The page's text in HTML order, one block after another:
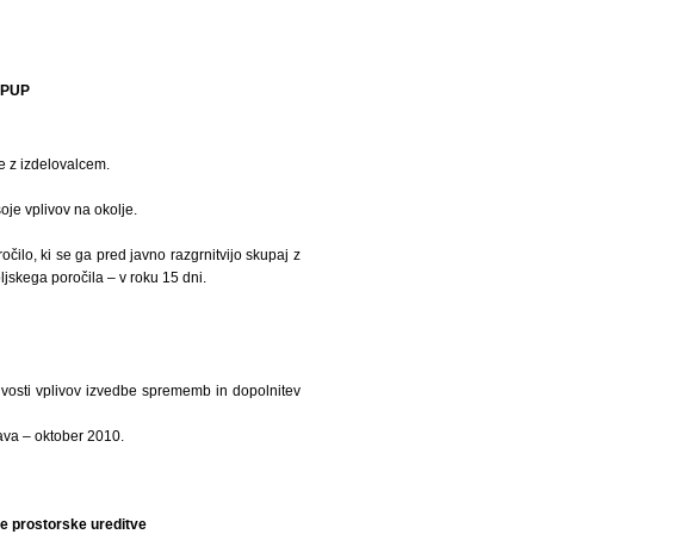
z izdelovalcem.
vplivov na okolje.
ki se ga pred javno razgrnitvijo skupaj z
poročila – v roku 15 dni.
vplivov izvedbe sprememb in dopolnitev
– oktober 2010.
prostorske ureditve